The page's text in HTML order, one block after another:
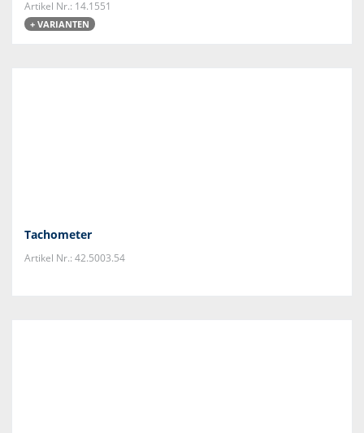
Artikel Nr.: 14.1551
+ VARIANTEN
Tachometer
Artikel Nr.: 42.5003.54